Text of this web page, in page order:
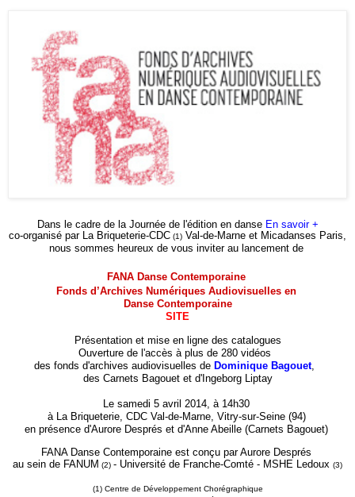
Dans le cadre de la Journée de l'édition en danse En savoir +
co-organisé par La Briqueterie-CDC (1) Val-de-Marne et Micadanses Paris,
nous sommes heureux de vous inviter au lancement de
FANA Danse Contemporaine
Fonds d’Archives Numériques Audiovisuelles en
Danse Contemporaine
SITE
Présentation et mise en ligne des catalogues
Ouverture de l'accès à plus de 280 vidéos
des fonds d'archives audiovisuelles de Dominique Bagouet,
des Carnets Bagouet et d'Ingeborg Liptay
Le samedi 5 avril 2014, à 14h30
à La Briqueterie, CDC Val-de-Marne, Vitry-sur-Seine (94)
en présence d'Aurore Després et d'Anne Abeille (Carnets Bagouet)
FANA Danse Contemporaine est conçu par Aurore Després
au sein de FANUM (2) - Université de Franche-Comté - MSHE Ledoux (3)
(1) Centre de Développement Chorégraphique